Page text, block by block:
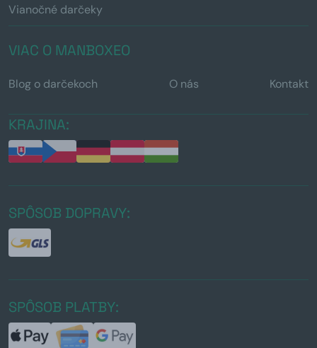
Vianočné darčeky
VIAC O MANBOXEO
Blog o darčekoch O nás Kontakt
KRAJINA:
SPÔSOB DOPRAVY:
SPÔSOB PLATBY: